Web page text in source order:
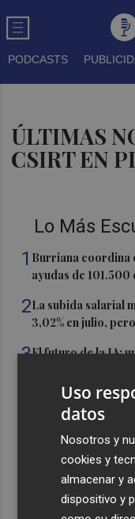
PODCASTS
ÚLTIMAS
CSIRT EN
Lo Más
1 Burriana coordina
ayudas de
2La subida salarial
3,02% en julio,
3El futuro de la IA:
La calle
avanza la obra de
peatonal hacia
La empresa
trasladará su
Uso
datos
Nosotros y
cookies y
almacenar y
dispositivo y